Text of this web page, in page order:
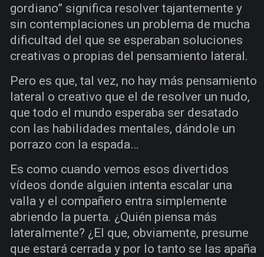
gordiano” significa resolver tajantemente y
sin contemplaciones un problema de mucha
dificultad del que se esperaban soluciones
creativas o propias del pensamiento lateral.
Pero es que, tal vez, no hay más pensamiento
lateral o creativo que el de resolver un nudo,
que todo el mundo esperaba ser desatado
con las habilidades mentales, dándole un
porrazo con la espada…
Es como cuando vemos esos divertidos
vídeos donde alguien intenta escalar una
valla y el compañero entra simplemente
abriendo la puerta. ¿Quién piensa más
lateralmente? ¿El que, obviamente, presume
que estará cerrada y por lo tanto se las apaña